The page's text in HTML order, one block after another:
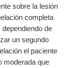
sobre la lesión
completa
de
un segundo
el paciente
moderada que